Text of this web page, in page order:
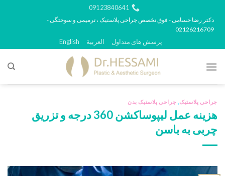
محتوا
09123840641
دکتر رضا حسامی - فوق تخصص جراحی پلاستیک ، ترمیمی و سوختگی -
02126216709
پرسش های متداول العربية English
جراحی پلاستیک جراحی پلاستیک بدن
هزینه عمل لیپوساکشن 360 درجه و تزریق
چربی به باسن